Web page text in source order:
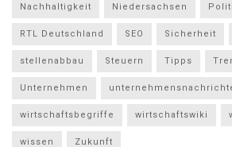
Nachhaltigkeit Niedersachsen
RTL Deutschland SEO Sicherheit
stellenabbau Steuern Tipps
Unternehmen
wirtschaftsbegriffe wirtschaftswiki
wissen Zukunft